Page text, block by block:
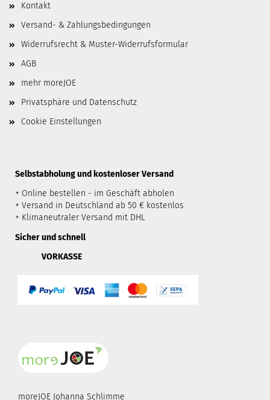
Kontakt
Versand- & Zahlungsbedingungen
Widerrufsrecht & Muster-Widerrufsformular
AGB
mehr moreJOE
Privatsphäre und Datenschutz
Cookie Einstellungen
​Selbstabholung und kostenloser Versand
+ Online bestellen - im Geschäft abholen
+ Versand in Deutschland ab 50 € kostenlos
+ Klimaneutraler Versand mit DHL
Sicher und schnell
VORKASSE
moreJOE Johanna Schlimme